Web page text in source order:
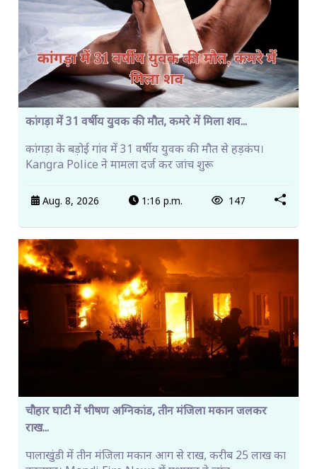
कांगड़ा में 31 वर्षीय युवक की मौत, कमरे में मिला शव...
कांगड़ा के बड़ोई गांव में 31 वर्षीय युवक की मौत से हड़कंप।
Kangra Police ने मामला दर्ज कर जांच शुरू
Aug. 8, 2026 1:16 p.m. 147
चौहार घाटी में भीषण अग्निकांड, तीन मंजिला मकान जलकर
राख...
पालाखुंडी में तीन मंजिला मकान आग से राख, करीब 25 लाख का